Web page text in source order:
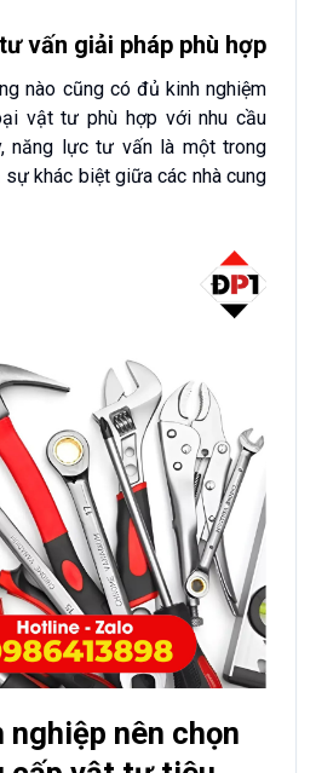
vấn giải pháp phù hợp
nào cũng có đủ kinh nghiệm
vật tư phù hợp với nhu cầu
năng lực tư vấn là một trong
khác biệt giữa các nhà cung
nghiệp nên chọn